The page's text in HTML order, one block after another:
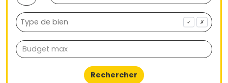
✓ ✗
Rechercher